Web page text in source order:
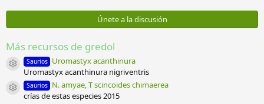
:
0
s
Únete a la discusión
Más recursos de gredol
Icono del recurso
Saurios Uromastyx acanthinura
Uromastyx acanthinura nigriventris
Icono del recurso
Saurios N. amyae, T scincoides chimaerea
crías de estas especies 2015